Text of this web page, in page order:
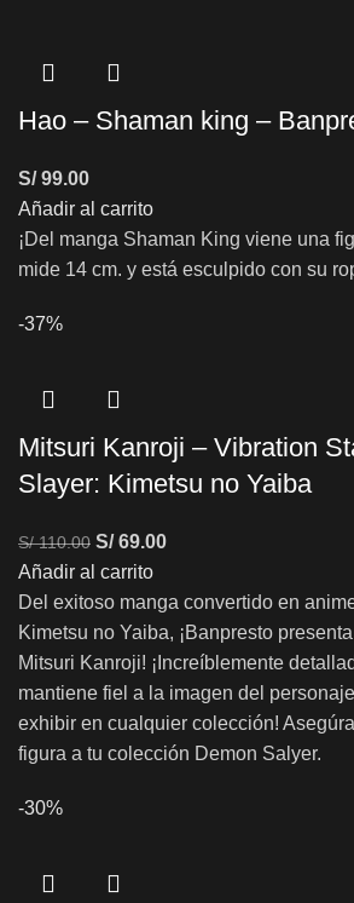
Hao – Shaman king –
S/99.00
Añadir al carrito
¡Del manga Shaman King viene una
mide 14 cm. y está esculpido con su
-37%
Mitsuri Kanroji – Vibration
Slayer: Kimetsu no Yaiba
S/110.00 S/69.00
Añadir al carrito
Del exitoso manga convertido en
Kimetsu no Yaiba, ¡Banpresto
Mitsuri Kanroji! ¡Increíblemente
mantiene fiel a la imagen del
exhibir en cualquier colección!
figura a tu colección Demon Salyer.
-30%